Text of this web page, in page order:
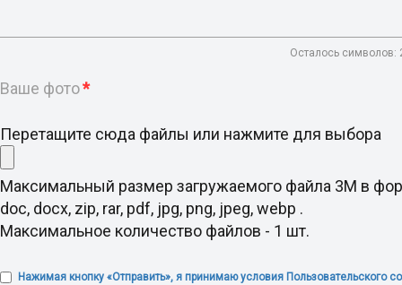
Осталось символов:
Ваше фото*
Перетащите сюда файлы или нажмите для выбора
Максимальный размер загружаемого файла 3M в
doc, docx, zip, rar, pdf, jpg, png, jpeg, webp .
Максимальное количество файлов - 1 шт.
Нажимая кнопку «Отправить», я принимаю условия Пользовательского